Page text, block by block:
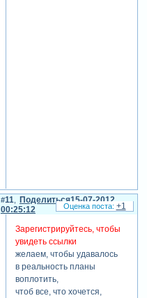
Поделиться
11
15-07-2012
00:25:12
Зарегистрируйтесь, чтобы
увидеть ссылки
желаем, чтобы удавалось
в реальность планы
воплотить,
чтоб все, что хочется,
+1